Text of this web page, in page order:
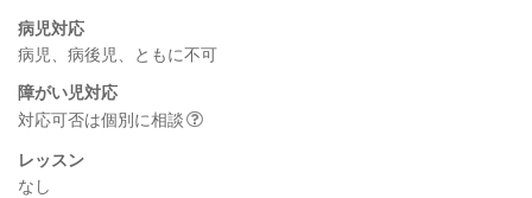
病児対応
病児、病後児、ともに不可
障がい児対応
対応可否は個別に相談
レッスン
なし